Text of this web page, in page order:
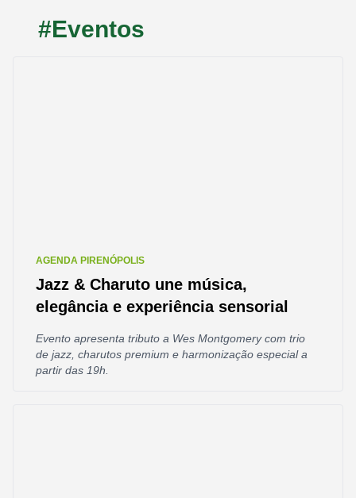
#Eventos
AGENDA PIRENÓPOLIS
Jazz & Charuto une música,
elegância e experiência sensorial
Evento apresenta tributo a Wes Montgomery com trio
de jazz, charutos premium e harmonização especial a
partir das 19h.